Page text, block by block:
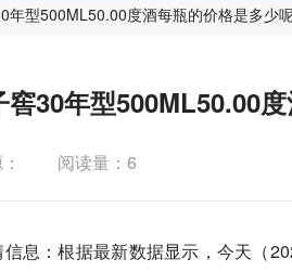
年型500ML50.00度酒每瓶的价格是多少
30年型500ML50.00
阅读量：6
息：根据最新数据显示，今天（